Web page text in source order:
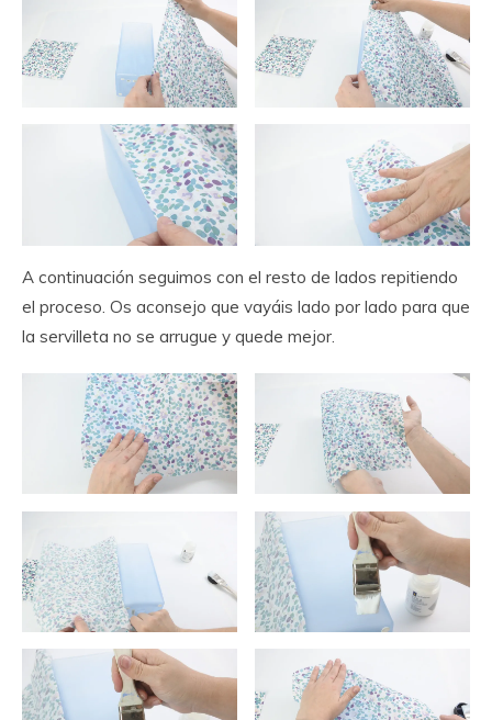
A continuación seguimos con el resto de lados repitiendo
el proceso. Os aconsejo que vayáis lado por lado para que
la servilleta no se arrugue y quede mejor.